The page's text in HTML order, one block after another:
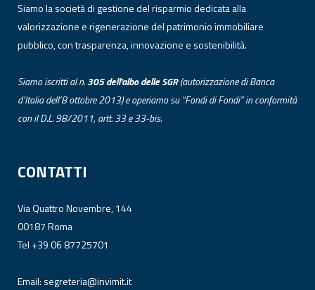
Siamo la società di gestione del risparmio dedicata alla
valorizzazione e rigenerazione del patrimonio immobiliare
pubblico, con trasparenza, innovazione e sostenibilità.
Siamo iscritti al n.305 dell’albodelleSGR(autorizzazione di Banca
d’Italia dell’8 ottobre 2013) e operiamo su “Fondi di Fondi” in conformità
con il D.L. 98/2011, artt. 33 e 33-bis.
CONTATTI
Via Quattro Novembre, 144
00187 Roma
Tel +39 06 87725701
Email: segreteria@invimit.it